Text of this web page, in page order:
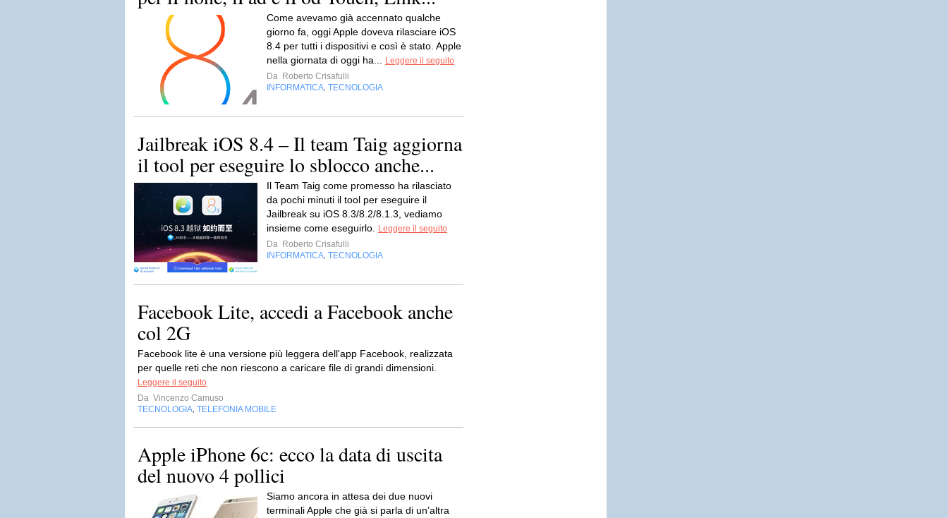
Come avevamo già accennato qualche
giorno fa, oggi Apple doveva rilasciare iOS
8.4 per tutti i dispositivi e così è stato. Apple
nella giornata di oggi ha...
Leggere il seguito
Da Roberto Crisafulli
INFORMATICA TECNOLOGIA
Jailbreak iOS 8.4 – Il team Taig aggiorna
il tool per eseguire lo sblocco anche...
Il Team Taig come promesso ha rilasciato
da pochi minuti il tool per eseguire il
Jailbreak su iOS 8.3/8.2/8.1.3, vediamo
insieme come eseguirlo.
Leggere il seguito
Da Roberto Crisafulli
INFORMATICA TECNOLOGIA
Facebook Lite, accedi a Facebook anche
col 2G
Facebook lite è una versione più leggera dell'app Facebook, realizzata
per quelle reti che non riescono a caricare file di grandi dimensioni.
Leggere il seguito
Da Vincenzo Camuso
TECNOLOGIA TELEFONIA MOBILE
Apple iPhone 6c: ecco la data di uscita
del nuovo 4 pollici
Siamo ancora in attesa dei due nuovi
terminali Apple che già si parla di un’altra